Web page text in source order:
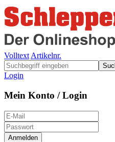
Volltext Artikelnr.
Login
Mein Konto / Login